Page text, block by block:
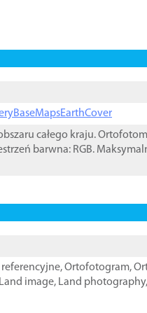
całego kraju.
barwna: RGB.
,Ortofotogram,
image, Land photography,